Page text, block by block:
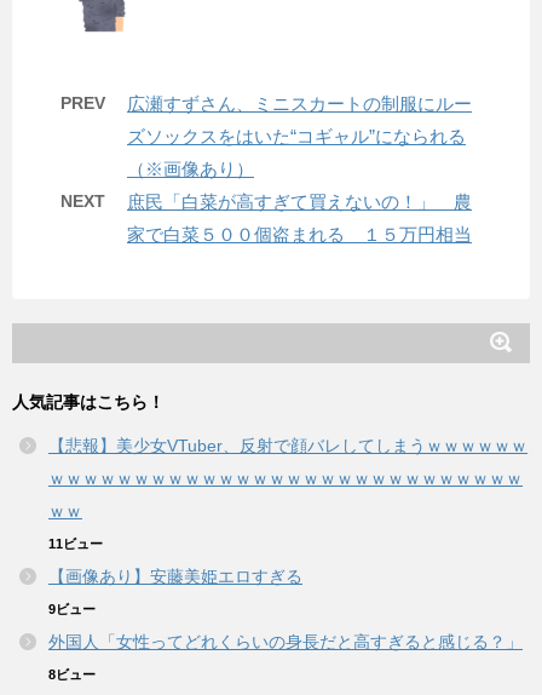
PREV
広瀬すずさん、ミニスカートの制服にルー
ズソックスをはいた“コギャル”になられる
（※画像あり）
NEXT
庶民「白菜が高すぎて買えないの！」 農
家で白菜５００個盗まれる １５万円相当
人気記事はこちら！
【悲報】美少女VTuber、反射で顔バレしてしまうｗｗｗｗｗｗ
ｗｗｗｗｗｗｗｗｗｗｗｗｗｗｗｗｗｗｗｗｗｗｗｗｗｗｗｗ
ｗｗ
11ビュー
【画像あり】安藤美姫エロすぎる
9ビュー
外国人「女性ってどれくらいの身長だと高すぎると感じる？」
8ビュー